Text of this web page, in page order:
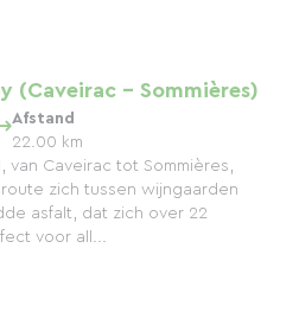
(Caveirac - Sommières)
Afstand
22.00 km
van Caveirac tot Sommières,
zich tussen wijngaarden
asfalt, dat zich over 22
voor all...